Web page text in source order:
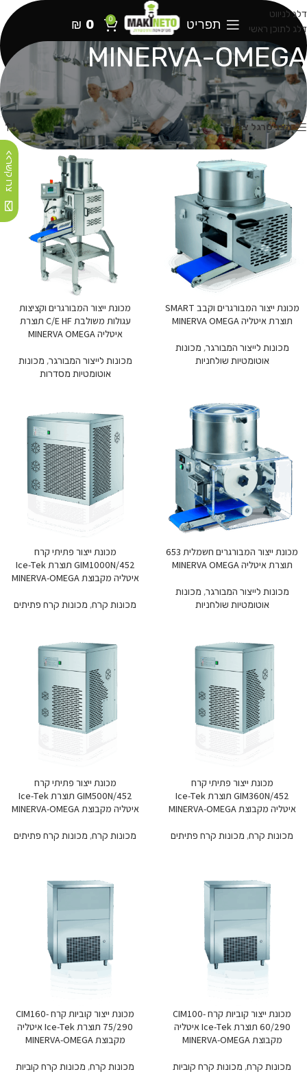
דלג לניווט
דלג לתוכן ראשי
תפריט 0
₪ 0
MINERVA-OMEGA
עמוד הבית MINERVA-OMEGA עמוד 3 מציג 25–36 מתוך 60 תוצאות
הצג סרגל צד
מכונת ייצור המבורגרים וקבב SMART
תוצרת איטליה MINERVA OMEGA
מכונות לייצור המבורגר, מכונות
אוטומטיות שולחניות
מכונת ייצור המבורגרים וקציצות
עגולות משולבת C/E HF תוצרת
איטליה MINERVA OMEGA
מכונות לייצור המבורגר, מכונות
אוטומטיות מסדרות
מכונת ייצור המבורגרים חשמלית 653
תוצרת איטליה MINERVA OMEGA
מכונות לייצור המבורגר, מכונות
אוטומטיות שולחניות
מכונת ייצור פתיתי קרח
GIM1000N/452 תוצרת Ice-Tek
איטליה מקבוצת MINERVA-OMEGA
מכונות קרח, מכונות קרח פתיתים
מכונת ייצור פתיתי קרח
GIM360N/452 תוצרת Ice-Tek
איטליה מקבוצת MINERVA-OMEGA
מכונות קרח, מכונות קרח פתיתים
מכונת ייצור פתיתי קרח
GIM500N/452 תוצרת Ice-Tek
איטליה מקבוצת MINERVA-OMEGA
מכונות קרח, מכונות קרח פתיתים
מכונת ייצור קוביות קרח CIM100-
60/290 תוצרת Ice-Tek איטליה
מקבוצת MINERVA-OMEGA
מכונות קרח, מכונות קרח קוביות
מכונת ייצור קוביות קרח CIM160-
75/290 תוצרת Ice-Tek איטליה
מקבוצת MINERVA-OMEGA
מכונות קרח, מכונות קרח קוביות
צרו קשר>>